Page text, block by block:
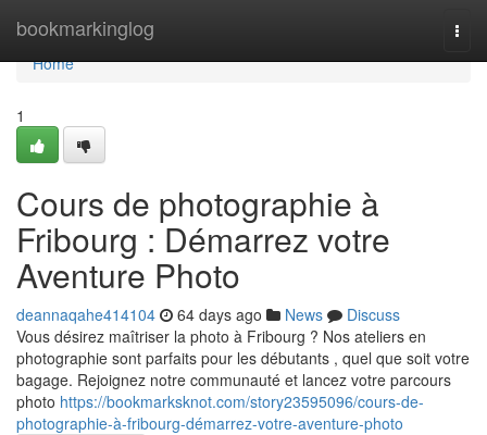
bookmarkinglog
Home
Home
1
Cours de photographie à
Fribourg : Démarrez votre
Aventure Photo
deannaqahe414104 64 days ago News
Discuss
Vous désirez maîtriser la photo à Fribourg ? Nos ateliers en
photographie sont parfaits pour les débutants , quel que soit votre
bagage. Rejoignez notre communauté et lancez votre parcours
photo https://bookmarksknot.com/story23595096/cours-de-
photographie-à-fribourg-démarrez-votre-aventure-photo